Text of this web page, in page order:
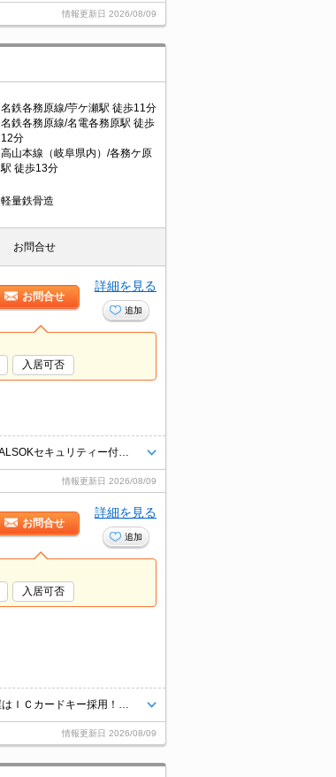
情報更新日 2026/08/09
名鉄各務原線/苧ケ瀬駅 徒歩11分
名鉄各務原線/名電各務原駅 徒歩
12分
高山本線（岐阜県内）/各務ケ原
駅 徒歩13分
軽量鉄骨造
お問合せ
お問合せ
詳細を見る
追加
入居可否
情報更新日 2026/08/09
お問合せ
詳細を見る
追加
入居可否
情報更新日 2026/08/09